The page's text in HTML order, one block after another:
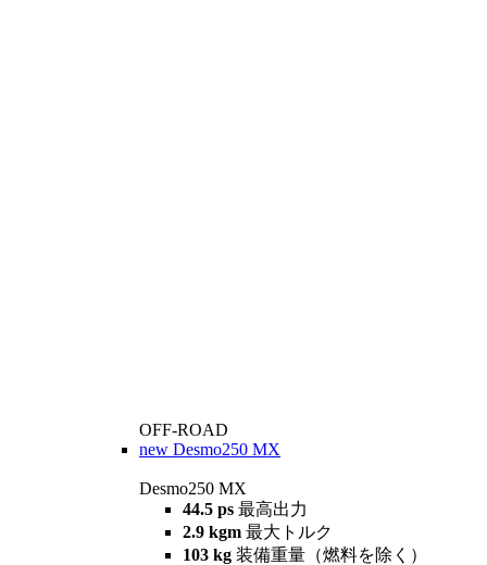
OFF-ROAD
new Desmo250 MX
Desmo250 MX
44.5 ps 最高出力
2.9 kgm 最大トルク
103 kg 装備重量（燃料を除く）